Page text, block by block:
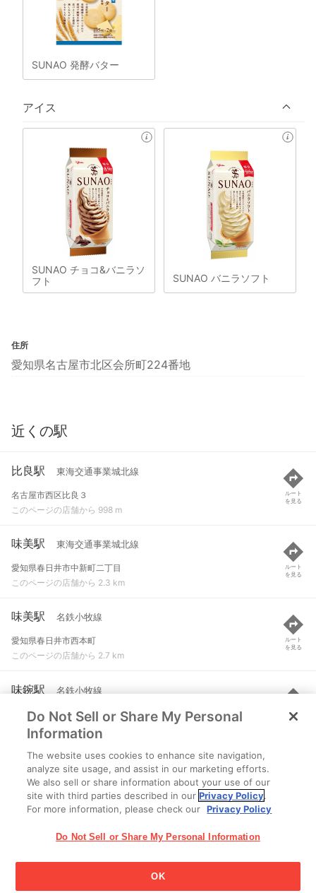
SUNAO 発酵バター
アイス
SUNAO チョコ&バニラソ
フト
SUNAO バニラソフト
住所
愛知県名古屋市北区会所町224番地
近くの駅
比良駅 東海交通事業城北線
名古屋市西区比良３
このページの店舗から 998 m
ルート
を見る
味美駅 東海交通事業城北線
愛知県春日井市中新町二丁目
このページの店舗から 2.3 km
ルート
を見る
味美駅 名鉄小牧線
愛知県春日井市西本町
このページの店舗から 2.7 km
ルート
を見る
味鋺駅 名鉄小牧線
名古屋市北区東味鋺２-１２３
このページの店舗から 3 km
ルート
を見る
小田井駅 東海交通事業城北線
名古屋市西区八筋町
このページの店舗から 3 km
江崎グリコ株式会社 Copyright © 2025 Ezaki Glico Co., Ltd.
Do Not Sell or Share My Personal
Information
The website uses cookies to enhance site navigation,
analyze site usage, and assist in our marketing efforts.
We also sell or share information about your use of our
site with third parties described in ourPrivacy Policy.
For more information, please check our Privacy Policy
Do Not Sell or Share My Personal Information
OK